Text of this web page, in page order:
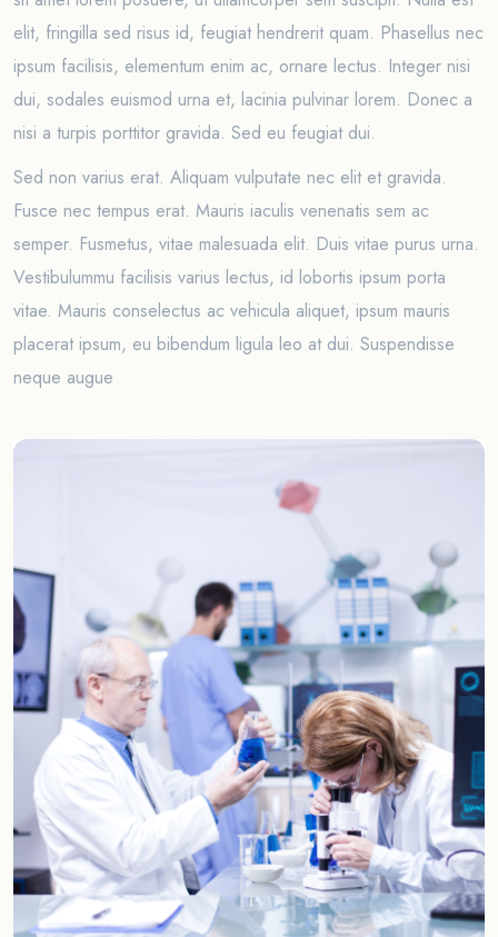
elit, fringilla sed risus id, feugiat hendrerit quam. Phasellus nec
ipsum facilisis, elementum enim ac, ornare lectus. Integer nisi
dui, sodales euismod urna et, lacinia pulvinar lorem. Donec a
nisi a turpis porttitor gravida. Sed eu feugiat dui.
Sed non varius erat. Aliquam vulputate nec elit et gravida.
Fusce nec tempus erat. Mauris iaculis venenatis sem ac
semper. Fusmetus, vitae malesuada elit. Duis vitae purus urna.
Vestibulummu facilisis varius lectus, id lobortis ipsum porta
vitae. Mauris conselectus ac vehicula aliquet, ipsum mauris
placerat ipsum, eu bibendum ligula leo at dui. Suspendisse
neque augue